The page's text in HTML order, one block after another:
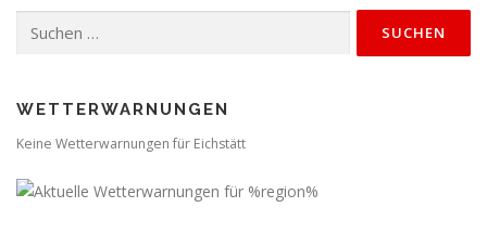
nach:
WETTERWARNUNGEN
Keine Wetterwarnungen für Eichstätt